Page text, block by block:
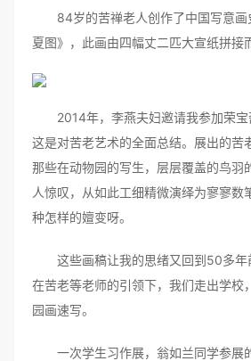
84岁的苦禅老人创作了中国写意画
夏图》，此画由四幅丈二匹大宣纸拼接
2014年，李燕夫妇邀请我参加荣宝
这是对苦老艺术的全面总结。展出的苦
那些在动物园的写生，层层覆盖的鸟羽
人惊叹，从如此工细精微演绎为寥寥数
种怎样的嬗变呀。
这些画稿让我的思绪又回到50多年
在苦老等老师的引领下，我们走出学校
园画速写。
一次学生习作展，翁如兰同学参展